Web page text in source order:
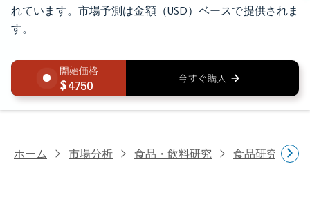
れています。市場予測は金額（USD）ベースで提供されま
す。
4750
ホーム 市場分析 食品・飲料研究 食品研究